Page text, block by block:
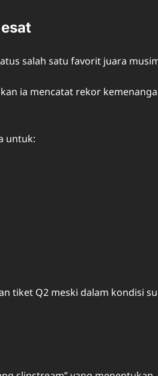
salah satu favorit juara
ia mencatat rekor
untuk:
tiket Q2 meski dalam kondisi